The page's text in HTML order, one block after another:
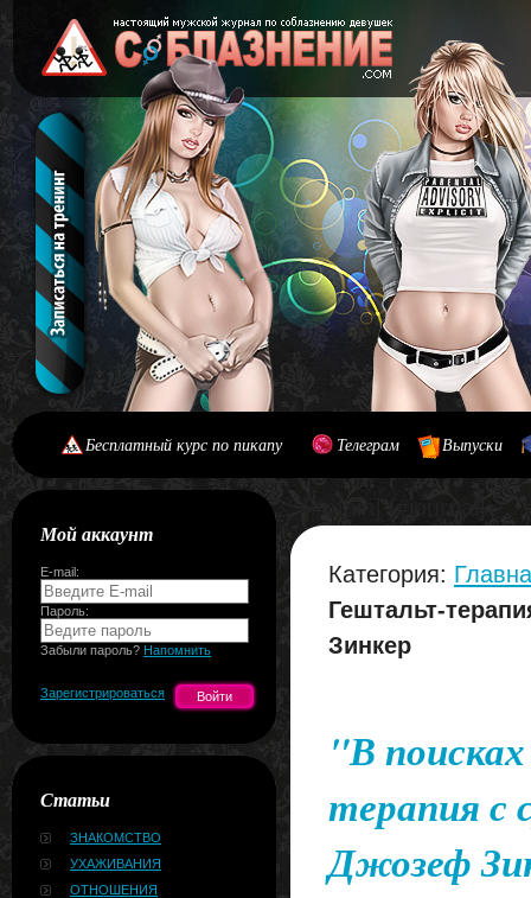
Бесплатный курс по пикапу Телеграм Выпуски
Мой аккаунт
E-mail:
Пароль:
Забыли пароль? Напомнить
Зарегистрироваться
Статьи
ЗНАКОМСТВО
УХАЖИВАНИЯ
ОТНОШЕНИЯ
Категория:
Гештальт-
Зинкер
"В
терапия с
Джозеф